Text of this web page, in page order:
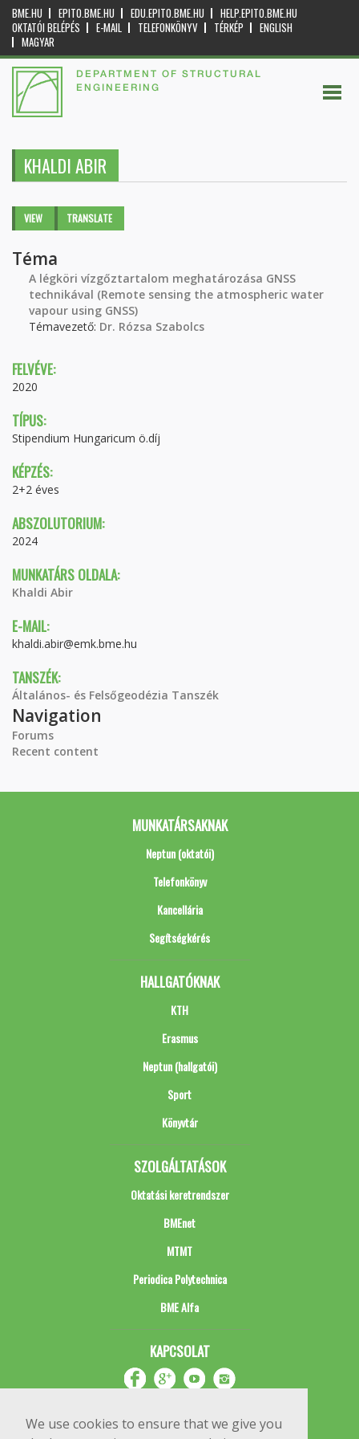
We use cookies to ensure that we give you
BME.HU EPITO.BME.HU EDU.EPITO.BME.HU
HELP.EPITO.BME.HU
OKTATÓI BELÉPÉS
E-MAIL TELEFONKÖNYV TÉRKÉP
ENGLISH
MAGYAR
DEPARTMENT OF STRUCTURAL
ENGINEERING
KHALDI ABIR
Primary tabs
VIEW (ACTIVETRANSLATE
Téma
A légköri vízgőztartalom meghatározása GNSS
technikával (Remote sensing the atmospheric water
vapour using GNSS)
Témavezető: Dr. Rózsa Szabolcs
FELVÉVE:
2020
TÍPUS:
Stipendium Hungaricum ö.díj
KÉPZÉS:
2+2 éves
ABSZOLUTORIUM:
2024
MUNKATÁRS OLDALA:
Khaldi Abir
E-MAIL:
khaldi.abir@emk.bme.hu
TANSZÉK:
Általános- és Felsőgeodézia Tanszék
Navigation
Forums
Recent content
MUNKATÁRSAKNAK
Neptun (oktatói)
Telefonkönyv
Kancellária
Segítségkérés
HALLGATÓKNAK
KTH
Erasmus
Neptun (hallgatói)
Sport
Könyvtár
SZOLGÁLTATÁSOK
Oktatási keretrendszer
BMEnet
MTMT
Periodica Polytechnica
BME Alfa
KAPCSOLAT